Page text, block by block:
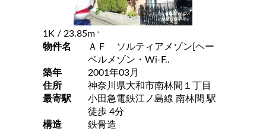
1K / 23.85m 2
物件名
ＡＦ ソルティアメゾン[ヘー
ベルメゾン・Wi-F..
築年
2001年03月
住所
神奈川県大和市南林間１丁目
最寄駅
小田急電鉄江ノ島線 南林間 駅
徒歩 4分
構造
鉄骨造